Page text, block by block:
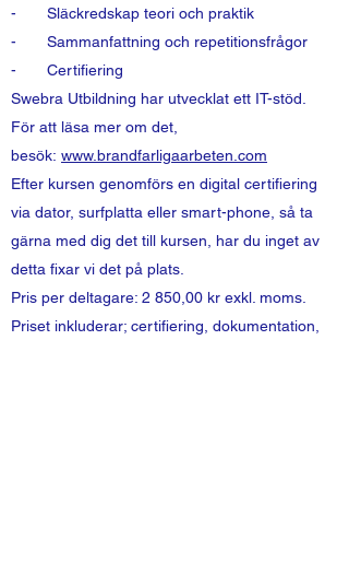
- Släckredskap teori och praktik
- Sammanfattning och repetitionsfrågor
- Certifiering
Swebra Utbildning har utvecklat ett IT-stöd.
För att läsa mer om det,
besök: www.brandfarligaarbeten.com
Efter kursen genomförs en digital certifiering
via dator, surfplatta eller smart-phone, så ta
gärna med dig det till kursen, har du inget av
detta fixar vi det på plats.
Pris per deltagare: 2 850,00 kr exkl. moms.
Priset inkluderar; certifiering, dokumentation,